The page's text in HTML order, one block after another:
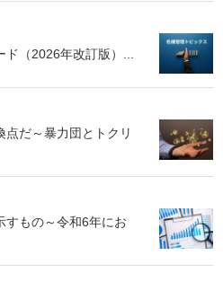
（2026年改訂版）...
だ～暴力団とトクリ
すもの～令和6年にお